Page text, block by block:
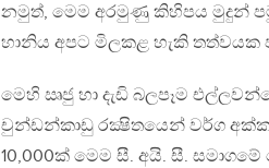
නමුත්, මෙම අරමුණු කිහිපය මුදුන්
හානිය අපට මිලකළ හැකි තත්වයක
මෙහි ඍජු හා දැඩි බලපෑම
චුන්ඩන්කාඩු රක්‍ෂිතයෙන් වර්ග
10,000ක් මෙම සී. අයි. සී.